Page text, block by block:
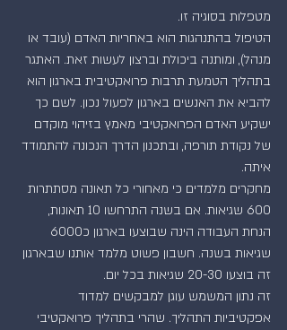
מטפלות בסוגיה זו.
הטיפול בהתנהגות הוא באחריות האדם (עובד או
מנהל), ומותנה ביכולת וברצון לעשות זאת. האתגר
בתהליך הטמעת תרבות פרואקטיבית בארגון הוא
להביא את האנשים בארגון לפעול נכון. לשם כך
ישקיע האדם הפרואקטיבי מאמץ בזיהוי מוקדם
של נקודת תורפה, ובתכנון הדרך הנכונה להתמודד
איתה.
מחקרים מלמדים כי מאחורי כל תאונה מסתתרות
600 שגיאות. אם בשנה התרחשו 10 תאונות,
שגיאות בשנה. חשבון פשוט מלמד אותנו שבארגון
זה בוצעו 20-30 שגיאות בכל יום.
זה נתון המשמש עוגן למבקשים למדוד
אפקטיביות התהליך. שהרי בתהליך פרואקטיבי